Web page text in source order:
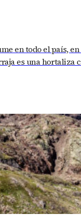
en todo el país,
es una